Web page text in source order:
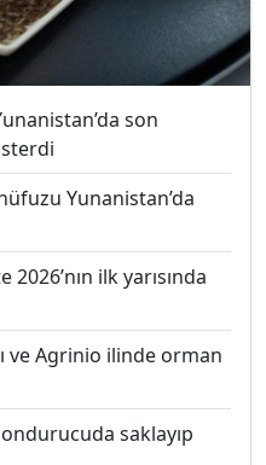
son
Yunanistan’da
ilk yarısında
ve Agrinio ilinde orman
saklayıp